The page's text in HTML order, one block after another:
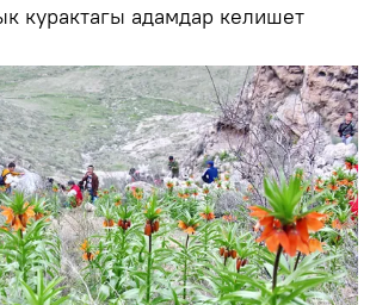
курактагы адамдар келишет